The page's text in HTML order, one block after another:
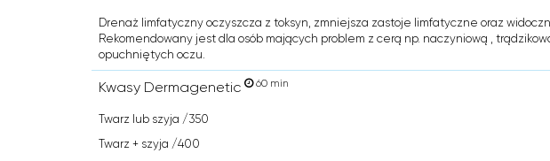
Drenaż limfatyczny oczyszcza z toksyn, zmniejsza zastoje limfatyczne oraz
Rekomendowany jest dla osób mających problem z cerą np. naczyniową ,
opuchniętych oczu.
Kwasy Dermagenetic 60 min
Twarz lub szyja /350
Twarz + szyja /400